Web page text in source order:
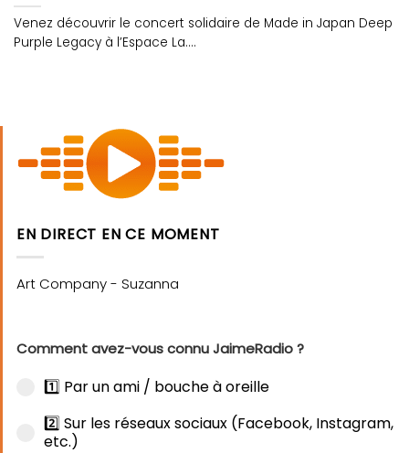
Venez découvrir le concert solidaire de Made in Japan Deep
Purple Legacy à l’Espace La....
EN DIRECT EN CE MOMENT
Comment avez-vous connu JaimeRadio ?
1️⃣ Par un ami / bouche à oreille
2️⃣ Sur les réseaux sociaux (Facebook, Instagram,
etc.)